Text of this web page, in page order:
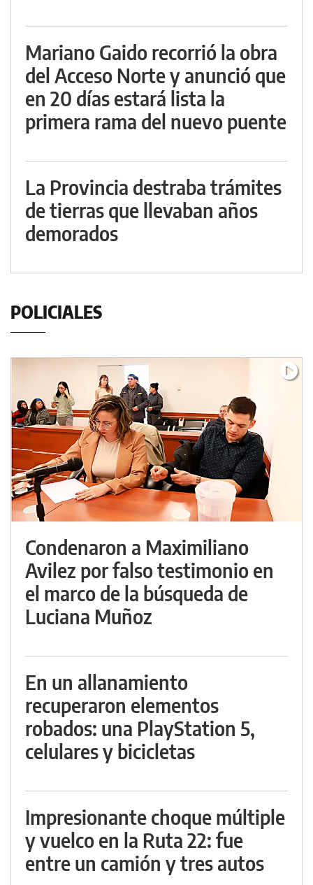
Mariano Gaido recorrió la obra
del Acceso Norte y anunció que
en 20 días estará lista la
primera rama del nuevo puente
La Provincia destraba trámites
de tierras que llevaban años
demorados
POLICIALES
Condenaron a Maximiliano
Avilez por falso testimonio en
el marco de la búsqueda de
Luciana Muñoz
En un allanamiento
recuperaron elementos
robados: una PlayStation 5,
celulares y bicicletas
Impresionante choque múltiple
y vuelco en la Ruta 22: fue
entre un camión y tres autos